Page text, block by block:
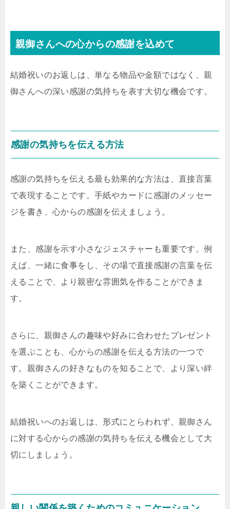
親御さんへの心からの感謝を込めて
結婚祝いのお返しは、単なる物品や金額ではなく、親
御さんへの深い感謝の気持ちを表す大切な機会です。
感謝の気持ちを伝える方法
感謝の気持ちを伝える最も効果的な方法は、直接言葉
で表現することです。手紙やカードに感謝のメッセー
ジを書き、心からの感謝を伝えましょう。
また、感謝を示す小さなジェスチャーも重要です。例
えば、一緒に食事をし、その場で直接感謝の言葉を伝
えることで、より親密な雰囲気を作ることができま
す。
さらに、親御さんの趣味や好みに合わせたプレゼント
を選ぶことも、心からの感謝を伝える方法の一つで
す。親御さんの好きなものを知ることで、より深い絆
を築くことができます。
結婚祝いへのお返しは、形式にとらわれず、親御さん
に対する心からの感謝の気持ちを伝える機会として大
切にしましょう。